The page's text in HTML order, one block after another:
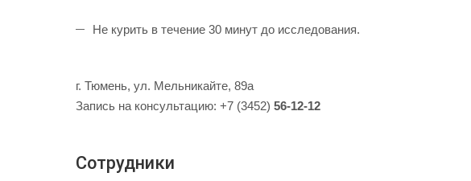
Не курить в течение 30 минут до исследования.
г. Тюмень, ул. Мельникайте, 89а
Запись на консультацию: +7 (3452) 56-12-12
Сотрудники